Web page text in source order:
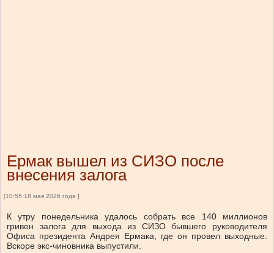
Ермак вышел из СИЗО после
внесения залога
[10:55 18 мая 2026 года ]
К утру понедельника удалось собрать все 140 миллионов
гривен залога для выхода из СИЗО бывшего руководителя
Офиса президента Андрея Ермака, где он провел выходные.
Вскоре экс-чиновника выпустили.